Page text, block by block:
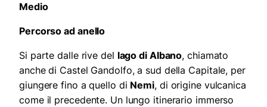
Medio
Percorso ad anello
Si parte dalle rive del lago di Albano, chiamato
anche di Castel Gandolfo, a sud della Capitale, per
giungere fino a quello di Nemi, di origine vulcanica
come il precedente. Un lungo itinerario immerso